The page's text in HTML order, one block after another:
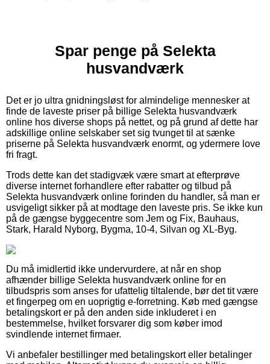
Spar penge på Selekta
husvandværk
Det er jo ultra gnidningsløst for almindelige mennesker at
finde de laveste priser på billige Selekta husvandværk
online hos diverse shops på nettet, og på grund af dette har
adskillige online selskaber set sig tvunget til at sænke
priserne på Selekta husvandværk enormt, og ydermere love
fri fragt.
Trods dette kan det stadigvæk være smart at efterprøve
diverse internet forhandlere efter rabatter og tilbud på
Selekta husvandværk online forinden du handler, så man er
usvigeligt sikker på at modtage den laveste pris. Se ikke kun
på de gængse byggecentre som Jem og Fix, Bauhaus,
Stark, Harald Nyborg, Bygma, 10-4, Silvan og XL-Byg.
Du må imidlertid ikke undervurdere, at når en shop
afhænder billige Selekta husvandværk online for en
tilbudspris som anses for ufattelig tiltalende, bør det tit være
et fingerpeg om en uoprigtig e-forretning. Køb med gængse
betalingskort er på den anden side inkluderet i en
bestemmelse, hvilket forsvarer dig som køber imod
svindlende internet firmaer.
Vi anbefaler bestillinger med betalingskort eller betalinger